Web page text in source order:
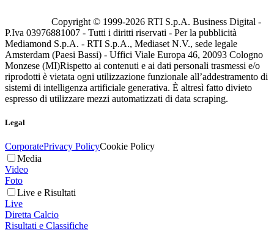
Copyright © 1999-2026 RTI S.p.A. Business Digital -
P.Iva 03976881007 - Tutti i diritti riservati - Per la pubblicità
Mediamond S.p.A. - RTI S.p.A., Mediaset N.V., sede legale
Amsterdam (Paesi Bassi) - Uffici Viale Europa 46, 20093 Cologno
Monzese (MI)Rispetto ai contenuti e ai dati personali trasmessi e/o
riprodotti è vietata ogni utilizzazione funzionale all’addestramento di
sistemi di intelligenza artificiale generativa. È altresì fatto divieto
espresso di utilizzare mezzi automatizzati di data scraping.
Legal
CorporatePrivacy PolicyCookie Policy
Media
Video
Foto
Live e Risultati
Live
Diretta Calcio
Risultati e Classifiche